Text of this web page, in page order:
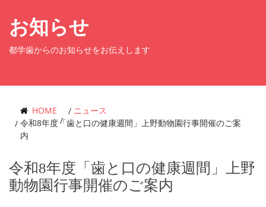
お知らせ
都学歯からのお知らせをお伝えします
HOME
ニュース
令和8年度「歯と口の健康週間」上野動物園行事開催のご案
内
令和8年度「歯と口の健康週間」上野
動物園行事開催のご案内